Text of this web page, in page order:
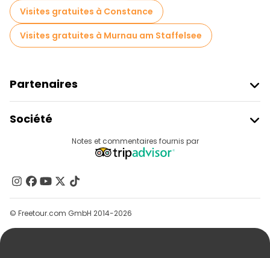
Visites gratuites à Constance
Visites gratuites à Murnau am Staffelsee
Partenaires
Connexion Du Fournisseur
Programme D’affiliation
Société
Contactez-Nous
Groupes
Aide
Notes et commentaires fournis par
© Freetour.com GmbH 2014-2026